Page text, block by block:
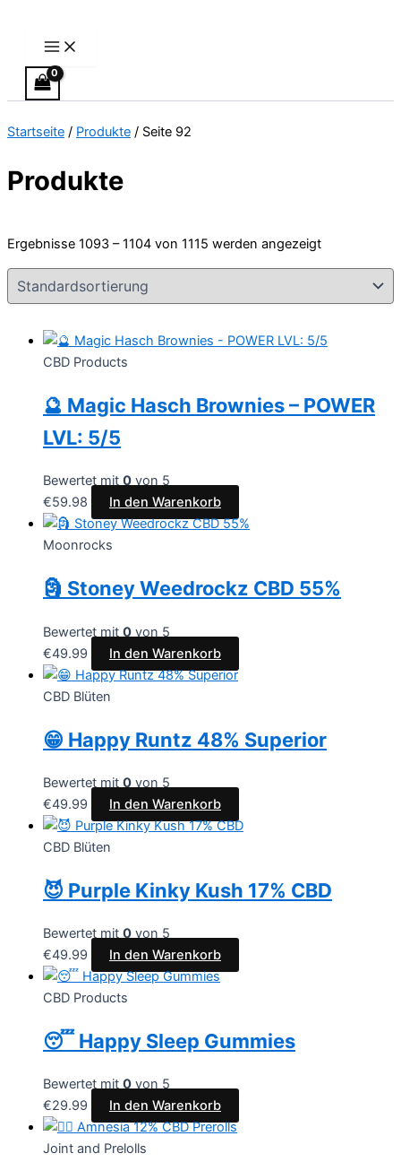
springen
Startseite / Produkte / Seite 92
Produkte
Ergebnisse 1093 – 1104 von 1115 werden angezeigt
CBD Products
🔮 Magic Hasch Brownies – POWER
LVL: 5/5
Bewertet mit 0 von 5
€59.98 In den Warenkorb
Moonrocks
🗿 Stoney Weedrockz CBD 55%
Bewertet mit 0 von 5
€49.99 In den Warenkorb
CBD Blüten
😁 Happy Runtz 48% Superior
Bewertet mit 0 von 5
€49.99 In den Warenkorb
CBD Blüten
😈 Purple Kinky Kush 17% CBD
Bewertet mit 0 von 5
€49.99 In den Warenkorb
CBD Products
😴 Happy Sleep Gummies
Bewertet mit 0 von 5
€29.99 In den Warenkorb
Joint and Prelolls